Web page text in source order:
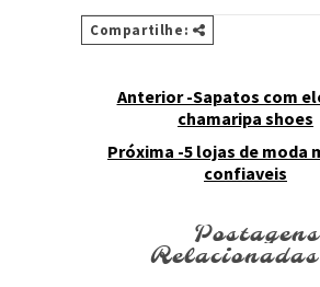
Compartilhe:
Anterior -Sapatos com
chamaripa shoes
Próxima -5 lojas de moda
confiaveis
Postagens
Relacionadas